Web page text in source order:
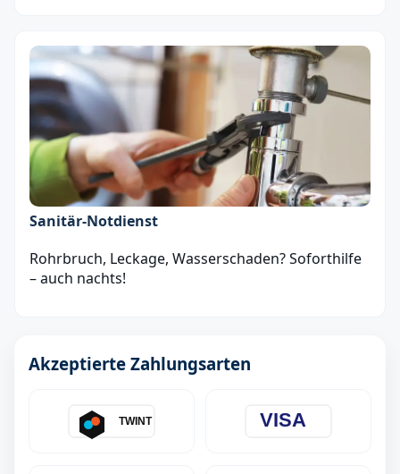
Sanitär‑Notdienst
Rohrbruch, Leckage, Wasserschaden? Soforthilfe
– auch nachts!
Akzeptierte Zahlungsarten
TWINT VISA